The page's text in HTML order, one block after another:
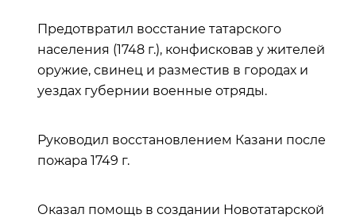
Предотвратил восстание татарского
населения (1748 г.), конфисковав у жителей
оружие, свинец и разместив в городах и
уездах губернии военные отряды.
Руководил восстановлением Казани после
пожара 1749 г.
Оказал помощь в создании Новотатарской